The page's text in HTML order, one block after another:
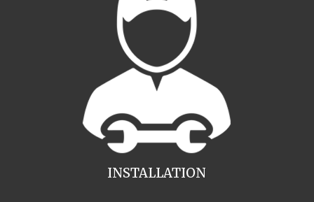
INSTALLATION